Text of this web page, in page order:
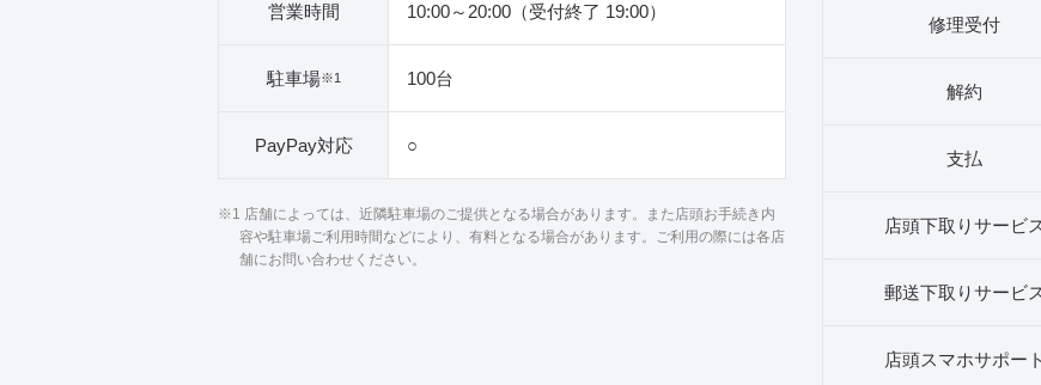
営業時間 10:00～20:00（受付終了 19:00）
駐車場※1 100台
PayPay対応 ○
※1 店舗によっては、近隣駐車場のご提供となる場合があります。また店頭お手続き内
容や駐車場ご利用時間などにより、有料となる場合があります。ご利用の際には各店
舗にお問い合わせください。
修理受付
解約
支払
店頭下取りサービ
郵送下取りサービ
店頭スマホサポート